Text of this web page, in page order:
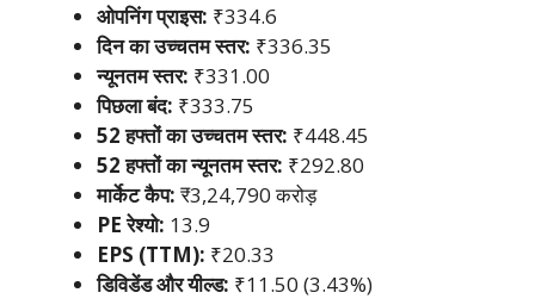
ओपनिंग प्राइस: ₹334.6
दिन का उच्चतम स्तर: ₹336.35
न्यूनतम स्तर: ₹331.00
पिछला बंद: ₹333.75
52 हफ्तों का उच्चतम स्तर: ₹448.45
52 हफ्तों का न्यूनतम स्तर: ₹292.80
मार्केट कैप: ₹3,24,790 करोड़
PE रेश्यो: 13.9
EPS (TTM): ₹20.33
डिविडेंड और यील्ड: ₹11.50 (3.43%)